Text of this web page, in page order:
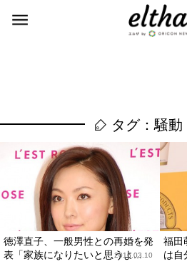
タグ：騒動
徳澤直子、一般男性との再婚を発
表「家族になりたいと思うよ...
2016.03.10
福田
は自